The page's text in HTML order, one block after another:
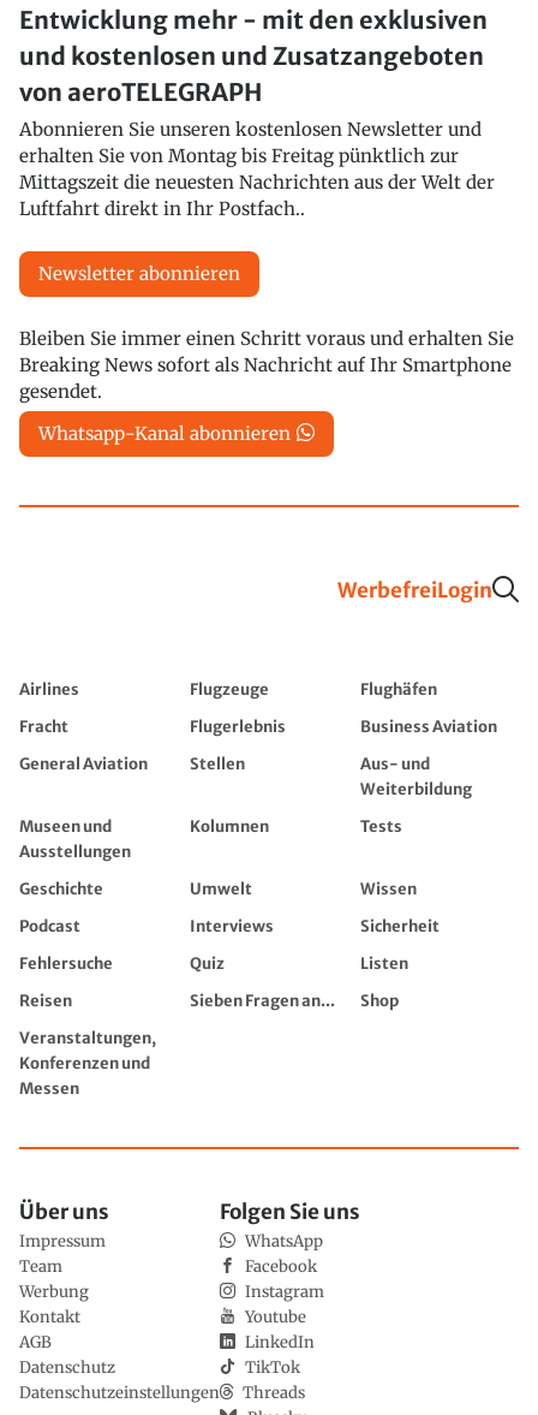
Entwicklung mehr - mit den exklusiven
und kostenlosen und Zusatzangeboten
von aeroTELEGRAPH
Abonnieren Sie unseren kostenlosen Newsletter und
erhalten Sie von Montag bis Freitag pünktlich zur
Mittagszeit die neuesten Nachrichten aus der Welt der
Luftfahrt direkt in Ihr Postfach..
Newsletter abonnieren
Bleiben Sie immer einen Schritt voraus und erhalten Sie
Breaking News sofort als Nachricht auf Ihr Smartphone
gesendet.
Whatsapp-Kanal abonnieren
WerbefreiLogin
Airlines Flugzeuge
Flughäfen
Fracht
Flugerlebnis
Business Aviation
General Aviation
Stellen
Aus- und
Weiterbildung
Museen und
Ausstellungen
Kolumnen Tests
Geschichte Umwelt
Wissen
Podcast
Interviews
Sicherheit
Fehlersuche
Quiz
Listen
Reisen
Sieben Fragen an...
Shop
Veranstaltungen,
Konferenzen und
Messen
Über uns
Impressum
Team
Werbung
Kontakt
AGB
Datenschutz
Datenschutzeinstellungen
Folgen Sie uns
WhatsApp
Facebook
Instagram
Youtube
LinkedIn
TikTok
Threads